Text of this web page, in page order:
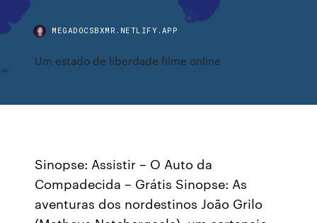
MEGADOCSBXMR.NETLIFY.APP
Um estado de liberdade filme online
Sinopse: Assistir – O Auto da
Compadecida – Grátis Sinopse: As
aventuras dos nordestinos João Grilo